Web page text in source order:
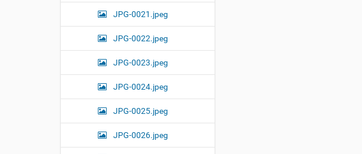
JPG-0021.jpeg
JPG-0022.jpeg
JPG-0023.jpeg
JPG-0024.jpeg
JPG-0025.jpeg
JPG-0026.jpeg